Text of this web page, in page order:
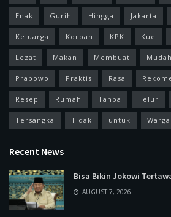
Enak Gurih Hingga Jakarta
Keluarga Korban KPK Kue
Lezat Makan Membuat Mudah
Prabowo Praktis Rasa
Resep Rumah Tanpa Telur
Tersangka Tidak untuk Warga
Recent News
Bisa Bikin Jokowi
AUGUST 7, 2026